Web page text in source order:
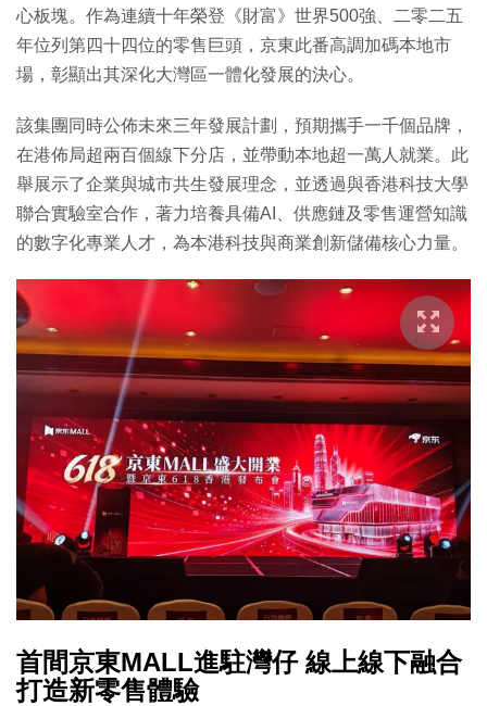
心板塊。作為連續十年榮登《財富》世界500強、二零二五
年位列第四十四位的零售巨頭，京東此番高調加碼本地市
場，彰顯出其深化大灣區一體化發展的決心。
該集團同時公佈未來三年發展計劃，預期攜手一千個品牌，
在港佈局超兩百個線下分店，並帶動本地超一萬人就業。此
舉展示了企業與城市共生發展理念，並透過與香港科技大學
聯合實驗室合作，著力培養具備AI、供應鏈及零售運營知識
的數字化專業人才，為本港科技與商業創新儲備核心力量。
首間京東MALL進駐灣仔 線上線下融合
打造新零售體驗